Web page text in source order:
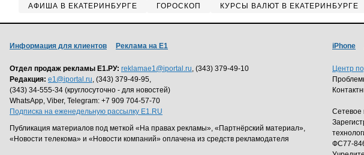
АФИША В ЕКАТЕРИНБУРГЕ
ГОРОСКОП КУРСЫ ВАЛЮТ В ЕКАТЕРИНБУРГЕ
Информация для клиентов Реклама на Е1
Отдел продаж рекламы Е1.РУ: reklamae1@iportal.ru, (343) 379-49-10
Редакция: e1@iportal.ru, (343) 379-49-95,
(343) 34-555-34 (круглосуточно - для новостей)
WhatsApp, Viber, Telegram: +7 909 704-57-70
Подписка на еженедельную рассылку E1.RU
Публикация материалов под меткой «На правах рекламы», «Партнёрский материал»,
«Новости телекома» и «Новости компаний» оплачена из средств рекламодателя
iPhone
Центр
Сетевое
ФС77-